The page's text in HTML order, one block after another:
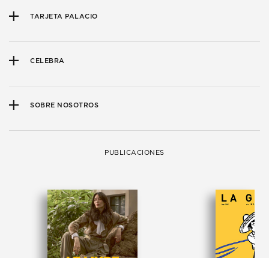
TARJETA PALACIO
CELEBRA
SOBRE NOSOTROS
PUBLICACIONES